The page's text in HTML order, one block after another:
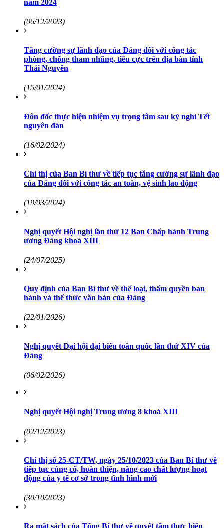
(06/12/2023)
Tăng cường sự lãnh đạo của Đảng đối với công tác
phòng, chống tham nhũng, tiêu cực trên địa bàn tỉnh
Thái Nguyên
(15/01/2024)
Đôn đốc thực hiện nhiệm vụ trọng tâm sau kỳ nghỉ Tết
nguyên đán
(16/02/2024)
Chỉ thị của Ban Bí thư về tiếp tục tăng cường sự lãnh đạo
của Đảng đối với công tác an toàn, vệ sinh lao động
(19/03/2024)
Nghị quyết Hội nghị lần thứ 12 Ban Chấp hành Trung
ương Đảng khoá XIII
(24/07/2025)
Quy định của Ban Bí thư về thể loại, thẩm quyền ban
hành và thể thức văn bản của Đảng
(22/01/2026)
Nghị quyết Đại hội đại biểu toàn quốc lần thứ XIV của
Đảng
(06/02/2026)
Nghị quyết Hội nghị Trung ương 8 khoá XIII
(02/12/2023)
Chỉ thị số 25-CT/TW, ngày 25/10/2023 của Ban Bí thư về
tiếp tục củng cố, hoàn thiện, nâng cao chất lượng hoạt
động của y tế cơ sở trong tình hình mới
(30/10/2023)